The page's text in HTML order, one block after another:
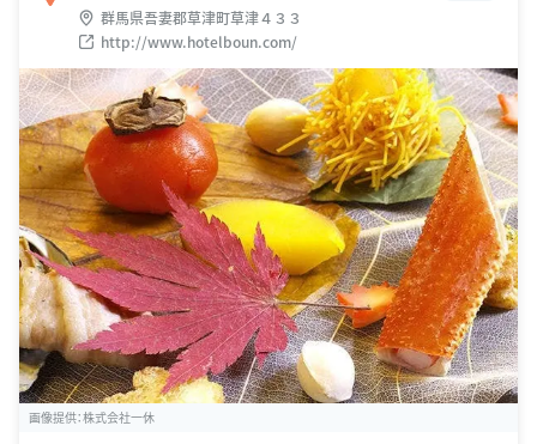
群馬県吾妻郡草津町草津４３３
http://www.hotelboun.com/
画像提供：株式会社一休